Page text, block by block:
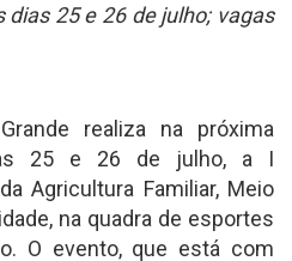
dias 25 e 26 de julho; vagas
realiza na próxima
25 e 26 de julho, a I
Agricultura Familiar, Meio
na quadra de esportes
O evento, que está com